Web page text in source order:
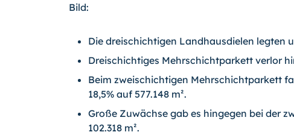
Bild:
Die dreischichtigen Landhausdielen legten
Dreischichtiges Mehrschichtparkett verlor
Beim zweischichtigen Mehrschichtparkett
18,5% auf 577.148 m².
Große Zuwächse gab es hingegen bei der
102.318 m².